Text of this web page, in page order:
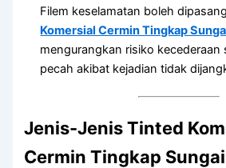
Filem keselamatan boleh
Komersial Cermin Tingkap
mengurangkan risiko kecederaan
pecah akibat kejadian tidak
Jenis-Jenis Tinted
Cermin Tingkap